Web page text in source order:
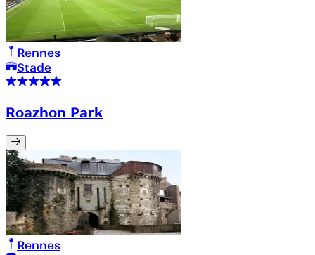
Rennes
Stade
Roazhon Park
Rennes